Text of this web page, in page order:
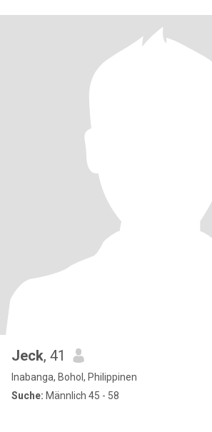
Jeck, 41
Inabanga, Bohol, Philippinen
Suche: Männlich 45 - 58